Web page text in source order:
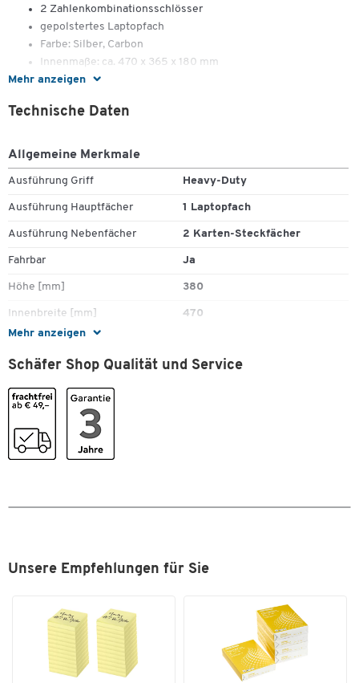
Mehr anzeigen
2 Zahlenkombinationsschlösser
gepolstertes Laptopfach
Farbe: Silber, Carbon
Innenmaße: ca. 470 x 365 x 180 mm
Außenmaße: ca. 480 x 380 x 230 mm
Innenmaße Laptopfach: max. 380 x 245 x 50 mm
Mehr anzeigen
Technische Daten
Allgemeine Merkmale
Ausführung Griff Heavy-Duty
Ausführung Hauptfächer 1 Laptopfach
Ausführung Nebenfächer 2 Karten-Steckfächer
Fahrbar Ja
Höhe [mm] 380
Innenbreite [mm] 470
Innenhöhe [mm]
Innentiefe [mm] 180
Material
Schultergurt
Farben
Schäfer Shop Qualität und Service
Unsere Empfehlungen für Sie
Zum Zoomen doppeltippen